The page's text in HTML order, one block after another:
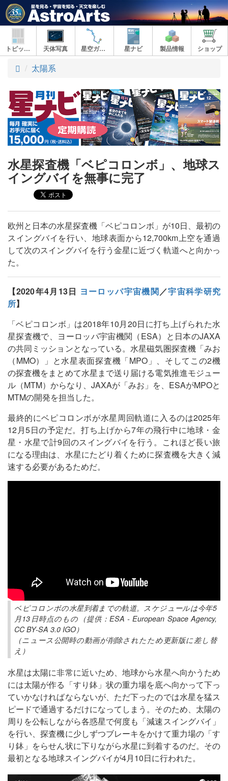
トピックス 天体写真 星空ガイド 星ナビ 製品情報 ショップ
ト
プ
太陽系
水星探査機「ベピコロンボ」、地球ス
イングバイを無事に完了
欧州と日本の水星探査機「ベピコロンボ」が10日、最初の
スイングバイを行い、地球表面から12,700km上空を通過
して次のスイングバイを行う金星に近づく軌道へと向かっ
た。
【2020年4月13日 ヨーロッパ宇宙機関／宇宙科学研究
所】
「ベピコロンボ」は2018年10月20日に打ち上げられた水
星探査機で、ヨーロッパ宇宙機関（ESA）と日本のJAXA
の共同ミッションとなっている。水星磁気圏探査機「みお
（MMO）」と水星表面探査機「MPO」、そしてこの2機
の探査機をまとめて水星まで送り届ける電気推進モジュー
ル（MTM）からなり、JAXAが「みお」を、ESAがMPOと
MTMの開発を担当した。
最終的にベピコロンボが水星周回軌道に入るのは2025年
12月5日の予定だ。打ち上げから7年の飛行中に地球・金
星・水星で計9回のスイングバイを行う。これほど長い旅
になる理由は、水星にたどり着くために探査機を大きく減
速する必要があるためだ。
ベピコロンボの水星到着までの軌道。スケジュールは今年5
月13日時点のもの（提供：ESA - European Space Agency,
CC BY-SA 3.0 IGO）
（ニュース公開時の動画が削除されたため更新版に差し替
え）
水星は太陽に非常に近いため、地球から水星へ向かうため
には太陽が作る「すり鉢」状の重力場を底へ向かって下っ
ていかなければならないが、ただ下ったのでは水星を猛ス
ピードで通過するだけになってしまう。そのため、太陽の
周りを公転しながら各惑星で何度も「減速スイングバイ」
を行い、探査機に少しずつブレーキをかけて重力場の「す
り鉢」をらせん状に下りながら水星に到着するのだ。その
最初となる地球スイングバイが4月10日に行われた。